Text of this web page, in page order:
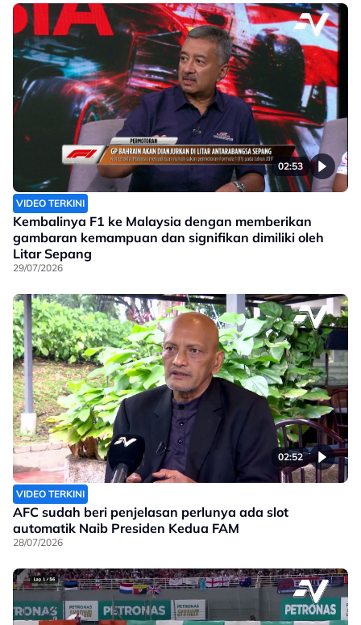
02:53
VIDEO TERKINI
Kembalinya F1 ke Malaysia dengan memberikan
gambaran kemampuan dan signifikan dimiliki oleh
Litar Sepang
29/07/2026
02:52
VIDEO TERKINI
AFC sudah beri penjelasan perlunya ada slot
automatik Naib Presiden Kedua FAM
28/07/2026